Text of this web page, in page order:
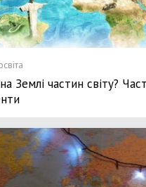
Землі частин світу?